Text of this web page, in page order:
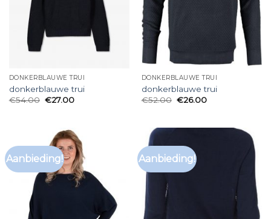
DONKERBLAUWE TRUI
donkerblauwe trui
€54.00 €27.00
DONKERBLAUWE TRUI
donkerblauwe trui
€52.00 €26.00
Aanbieding! Aanbieding!